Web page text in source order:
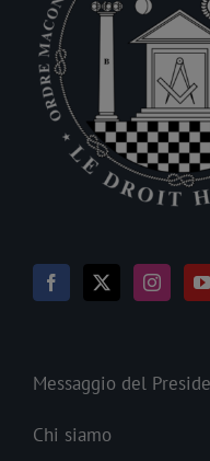
Messaggio del
Chi siamo